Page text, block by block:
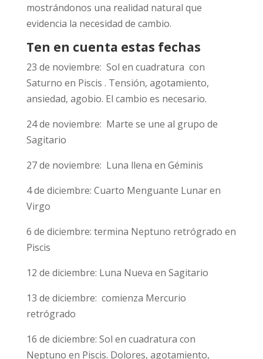
mostrándonos una realidad natural que
evidencia la necesidad de cambio.
Ten en cuenta estas fechas
23 de noviembre: Sol en cuadratura con
Saturno en Piscis . Tensión, agotamiento,
ansiedad, agobio. El cambio es necesario.
24 de noviembre: Marte se une al grupo de
Sagitario
27 de noviembre: Luna llena en Géminis
4 de diciembre: Cuarto Menguante Lunar en
Virgo
6 de diciembre: termina Neptuno retrógrado en
Piscis
12 de diciembre: Luna Nueva en Sagitario
13 de diciembre: comienza Mercurio
retrógrado
16 de diciembre: Sol en cuadratura con
Neptuno en Piscis. Dolores, agotamiento,